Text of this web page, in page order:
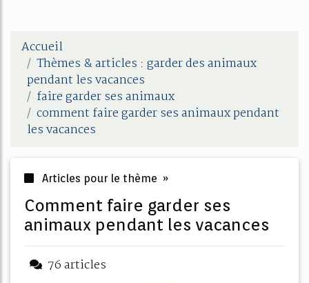
Accueil
Thèmes & articles : garder des animaux
pendant les vacances
faire garder ses animaux
comment faire garder ses animaux pendant
les vacances
Articles pour le thème »
comment faire garder ses
animaux pendant les vacances
76 articles